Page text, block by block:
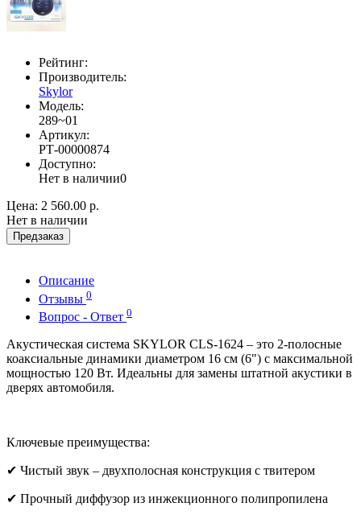
Рейтинг:
Производитель:
Skylor
Модель:
289~01
Артикул:
РТ-00000874
Доступно:
Нет в наличии0
Цена: 2 560.00 р.
Нет в наличии
Предзаказ
Описание
Отзывы 0
Вопрос - Ответ 0
Акустическая система SKYLOR CLS-1624 – это 2-полосные
коаксиальные динамики диаметром 16 см (6") с максимальной
мощностью 120 Вт. Идеальны для замены штатной акустики в
дверях автомобиля.
Ключевые преимущества:
✔ Чистый звук – двухполосная конструкция с твитером
✔ Прочный диффузор из инжекционного полипропилена